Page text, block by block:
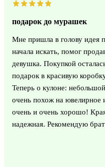
подарок до мурашек
Мне пришла в голову идея
начала искать, помог
девушка. Покупкой
подарок в красивую
Теперь о кулоне:
очень похож на ювелирное
очень и очень хорошо!
надежная. Рекомендую